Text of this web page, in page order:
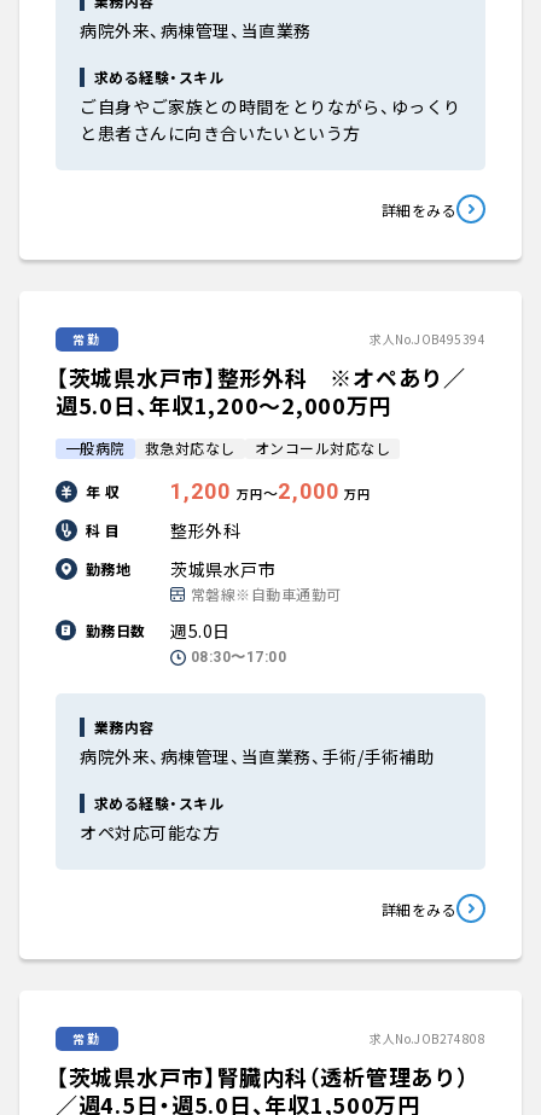
病院外来、病棟管理、当直業務
求める経験・スキル
ご自身やご家族との時間をとりながら、ゆっくり
と患者さんに向き合いたいという方
詳細をみる
常勤 求人No.JOB495394
【茨城県水戸市】整形外科 ※オペあり／
週5.0日、年収1,200〜2,000万円
一般病院 救急対応なし オンコール対応なし
年 収 1,200 万円〜2,000 万円
科 目 整形外科
勤務地 茨城県水戸市
常磐線※自動車通勤可
勤務日数
週5.0日
08:30〜17:00
業務内容
病院外来、病棟管理、当直業務、手術/手術補助
求める経験・スキル
オペ対応可能な方
詳細をみる
常勤 求人No.JOB274808
【茨城県水戸市】腎臓内科（透析管理あり）
／週4.5日・週5.0日、年収1,500万円